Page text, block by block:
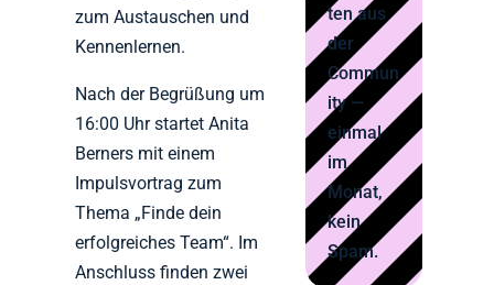
zum Austauschen und
Kennenlernen.
Nach der Begrüßung um
16:00 Uhr startet Anita
Berners mit einem
Impulsvortrag zum
Thema „Finde dein
erfolgreiches Team“. Im
Anschluss finden zwei
ten aus
der
Commun
ity —
einmal
im
Monat,
kein
Spam.